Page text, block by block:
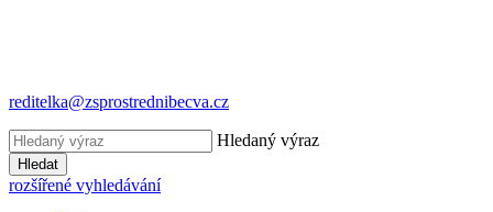
reditelka@zsprostrednibecva.cz
Hledaný výraz
Hledat
rozšířené vyhledávání